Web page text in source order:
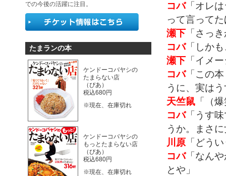
での今後の活躍に注目。
たまランの本
ケンドーコバヤシの
たまらない店
（ぴあ）
税込680円
※現在、在庫切れ
ケンドーコバヤシの
もっとたまらない店
（ぴあ）
税込680円
※現在、在庫切れ
コバ「オレ
って言って
瀬下 「さっ
コバ「しか
瀬下 「イメ
コバ「この
うに、実は
天竺鼠 「（
コバ「うす
うか。まさ
川原 「どう
コバ「なん
とや」